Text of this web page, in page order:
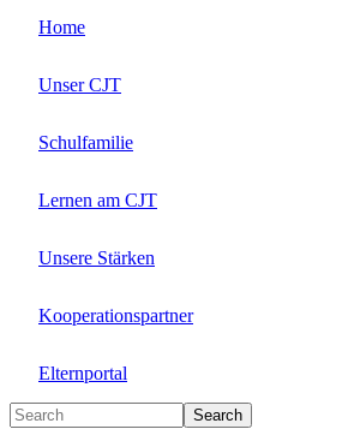
Home
Unser CJT
Schulfamilie
Lernen am CJT
Unsere Stärken
Kooperationspartner
Elternportal
Search Search